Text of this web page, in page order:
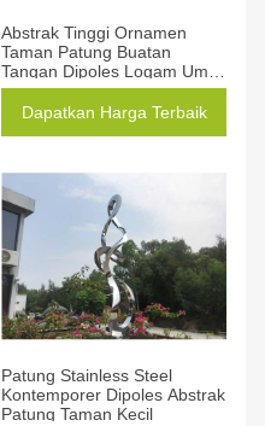
Abstrak Tinggi Ornamen
Taman Patung Buatan
Tangan Dipoles Logam Umur
Panjang
Dapatkan Harga Terbaik
Patung Stainless Steel
Kontemporer Dipoles Abstrak
Patung Taman Kecil